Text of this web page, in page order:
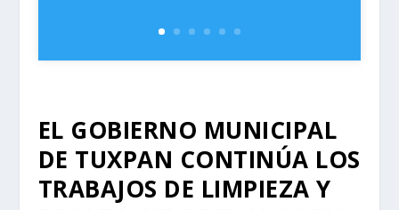
EL GOBIERNO MUNICIPAL
DE TUXPAN CONTINÚA LOS
TRABAJOS DE LIMPIEZA Y